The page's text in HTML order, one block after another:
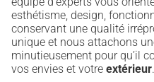
esthétisme, design,
conservant une qualité
unique et nous attachons
minutieusement pour qu’il
vos envies et votre extérieur.